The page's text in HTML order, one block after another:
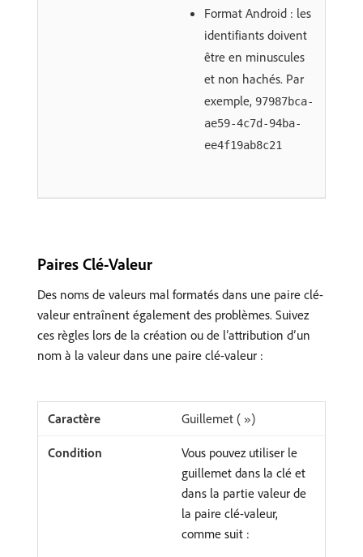
Format Android : les
identifiants doivent
être en minuscules
et non hachés. Par
exemple, 97987bca-
ae59-4c7d-94ba-
ee4f19ab8c21
Paires Clé-Valeur
Des noms de valeurs mal formatés dans une paire clé-
valeur entraînent également des problèmes. Suivez
ces règles lors de la création ou de l’attribution d’un
nom à la valeur dans une paire clé-valeur :
Guillemet ( »)
Vous pouvez utiliser le
guillemet dans la clé et
dans la partie valeur de
la paire clé-valeur,
comme suit :